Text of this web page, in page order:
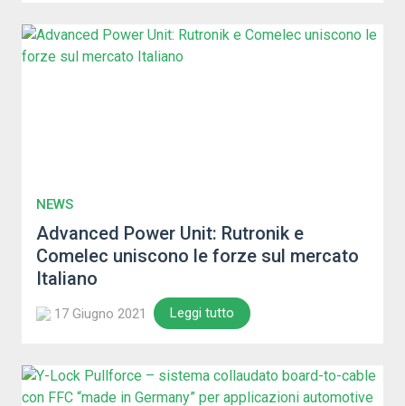
NEWS
Advanced Power Unit: Rutronik e
Comelec uniscono le forze sul mercato
Italiano
17 Giugno 2021 Leggi tutto